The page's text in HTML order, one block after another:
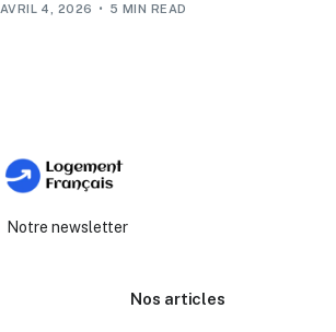
AVRIL 4, 2026 5 MIN READ
Notre newsletter
Nos articles